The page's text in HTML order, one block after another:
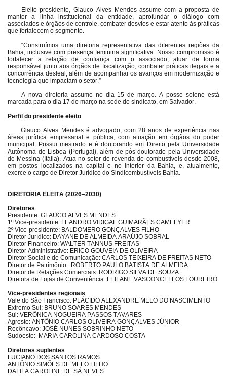
Eleito presidente, Glauco Alves Mendes assume com a proposta de
manter a linha institucional da entidade, aprofundar o diálogo com
associados e órgãos de controle, combater desvios e estar atento às práticas
que fortalecem o segmento.
“Construímos uma diretoria representativa das diferentes regiões da
Bahia, inclusive com presença feminina significativa. Nosso compromisso é
fortalecer a relação de confiança com o associado, atuar de forma
responsável junto aos órgãos de fiscalização, combater práticas ilegais e a
concorrência desleal, além de acompanhar os avanços em modernização e
tecnologia que impactam o setor.”
A nova diretoria assume no dia 15 de março. A posse solene está
marcada para o dia 17 de março na sede do sindicato, em Salvador.
Perfil do presidente eleito
Glauco Alves Mendes é advogado, com 28 anos de experiência nas
áreas jurídica empresarial e pública, com atuação em órgãos do poder
municipal. Possui mestrado e é doutorando em Direito pela Universidade
Autônoma de Lisboa (Portugal), além de pós-doutorado pela Universidade
de Messina (Itália). Atua no setor de revenda de combustíveis desde 2008,
em postos localizados na capital e no interior da Bahia, e, atualmente,
exerce o cargo de Diretor Jurídico do Sindicombustíveis Bahia.
DIRETORIA ELEITA (2026–2030)
Diretores
Presidente: GLAUCO ALVES MENDES
1º Vice-presidente: LEANDRO VIDIGAL GUIMARÃES CAMELYER
2º Vice-presidente: BALDOMERO GONÇALVES FILHO
Diretor Jurídico: DAYANE DE ALMEIDA ARAÚJO SOBRAL
Diretor Financeiro: WALTER TANNUS FREITAS
Diretor Administrativo: ERICO GOUVEIA DE OLIVEIRA
Diretor Social e de Comunicação: CARLOS TEIXEIRA DE FREITAS NETO
Diretor de Patrimônio: ROBERTO PAULO BATISTA DE ALMEIDA
Diretor de Relações Comerciais: RODRIGO SILVA DE SOUZA
Diretora de Lojas de Conveniência: LEILANE VASCONCELLOS LOUREIRO
Vice-presidentes regionais
Vale do São Francisco: PLÁCIDO ALEXANDRE MELO DO NASCIMENTO
Extremo Sul: BRUNO SOARES MENDES
Sul: VERÔNICA NOGUEIRA PASSOS TAVARES
Agreste: ANTÔNIO CARLOS OLIVEIRA GONÇALVES JÚNIOR
Recôncavo: JOSÉ NUNES SOBRINHO NETO
Sudoeste: MARIA CAROLINA CARDOSO COSTA
Diretores suplentes
LUCIANO DOS SANTOS RAMOS
ANTÔNIO SIMÕES DE MELO FILHO
DALILA CAROLINE DE SÁ NEVES